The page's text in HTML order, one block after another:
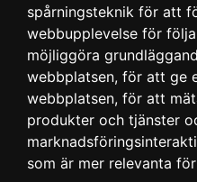
spårningsteknik för att
webbupplevelse för
möjliggöra
webbplatsen, för att ge
webbplatsen, för att
produkter och tjänster
som är mer relevanta